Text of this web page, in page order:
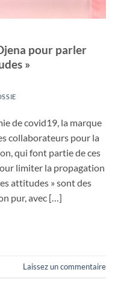
pour parler
»
de covid19, la marque
collaborateurs pour la
qui font partie de ces
limiter la propagation
attitudes » sont des
pur, avec […]
Laissez un commentaire